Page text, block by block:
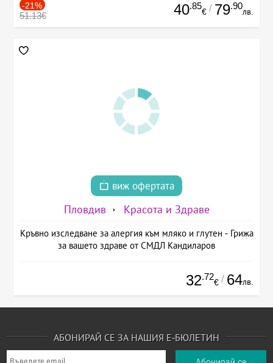
-21%
51.13€ 40.85
€ / 79.90
лв.
виж офертата
Пловдив Красота и Здраве
Кръвно изследване за алергия към мляко и глутен - Грижа
за вашето здраве от СМДЛ Кандиларов
32.72
€ / 64лв.
АБОНИРАЙ СЕ ЗА НАШИЯ Е-БЮЛЕТИН